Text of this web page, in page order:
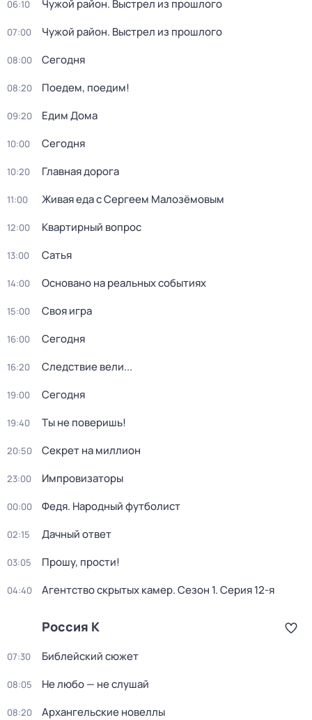
06:10 Чужой район. Выстрел из прошлого
07:00 Чужой район. Выстрел из прошлого
08:00 Сегодня
08:20 Поедем, поедим!
09:20 Едим Дома
10:00 Сегодня
10:20 Главная дорога
11:00 Живая еда с Сергеем Малозёмовым
12:00 Квартирный вопрос
13:00 Сатья
14:00 Основано на реальных событиях
15:00 Своя игра
16:00 Сегодня
16:20 Следствие вели...
19:00 Сегодня
19:40 Ты не поверишь!
20:50 Секрет на миллион
23:00 Импровизаторы
00:00 Федя. Народный футболист
02:15 Дачный ответ
03:05 Прошу, прости!
04:40 Агентство скрытых камер. Сезон 1. Серия 12-я
Россия К
07:30 Библейский сюжет
08:05 Не любо — не слушай
08:20 Архангельские новеллы